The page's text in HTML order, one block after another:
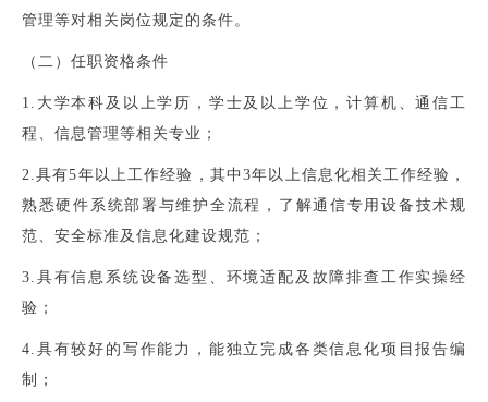
管理等对相关岗位规定的条件。
（二）任职资格条件
1.大学本科及以上学历，学士及以上学位，计算机、通信工
程、信息管理等相关专业；
2.具有5年以上工作经验，其中3年以上信息化相关工作经验，
熟悉硬件系统部署与维护全流程，了解通信专用设备技术规
范、安全标准及信息化建设规范；
3.具有信息系统设备选型、环境适配及故障排查工作实操经
验；
4.具有较好的写作能力，能独立完成各类信息化项目报告编
制；